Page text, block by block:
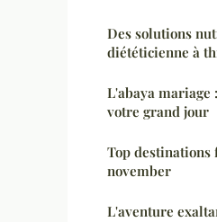
Des solutions
diététicienne à
L'abaya mariage
votre grand jour
Top
november
L'aventure